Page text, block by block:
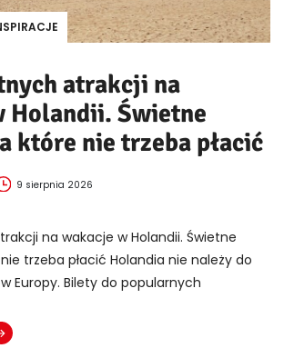
atrakcji na
Holandii. Świetne
które nie trzeba płacić
9 sierpnia 2026
na wakacje w Holandii. Świetne
trzeba płacić Holandia nie należy do
Europy. Bilety do popularnych